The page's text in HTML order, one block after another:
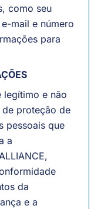
como seu
mail e número
para
legítimo e não
proteção de
pessoais que
a
da
e a